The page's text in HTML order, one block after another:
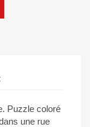
Puzzle coloré
une rue